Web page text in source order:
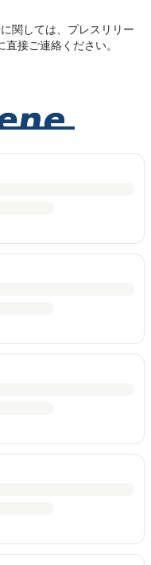
関しては、プレスリリー
接ご連絡ください。